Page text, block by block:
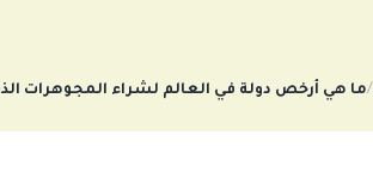
/ما هي أرخص دولة في العالم لشراء المجوهرات